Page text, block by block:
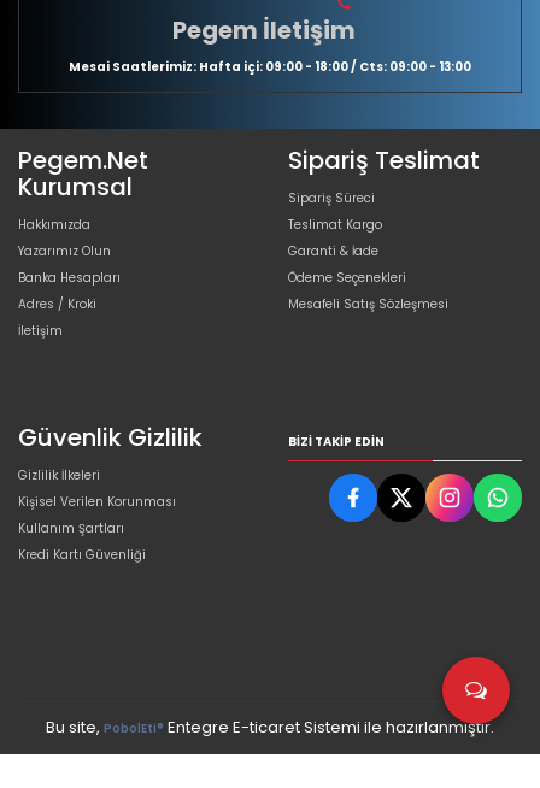
Pegem İletişim
Mesai Saatlerimiz: Hafta içi: 09:00 - 18:00 / Cts: 09:00 - 13:00
Pegem.Net
Kurumsal
Hakkımızda
Yazarımız Olun
Banka Hesapları
Adres / Kroki
İletişim
Sipariş Teslimat
Sipariş Süreci
Teslimat Kargo
Garanti & İade
Ödeme Seçenekleri
Mesafeli Satış Sözleşmesi
Güvenlik Gizlilik
Gizlilik İlkeleri
Kişisel Verilen Korunması
Kullanım Şartları
Kredi Kartı Güvenliği
BIZI TAKIP EDIN
Bu site, PobolEti® Entegre E-ticaret Sistemi ile hazırlanmıştır.